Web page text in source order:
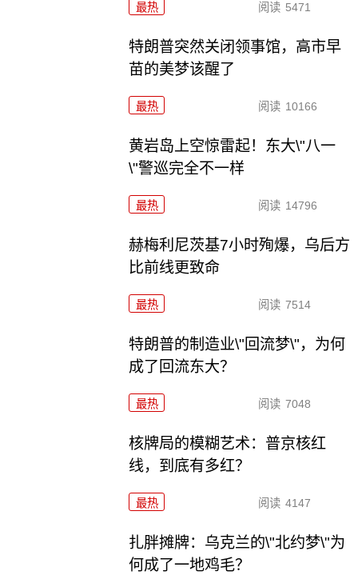
最热 阅读 5471
特朗普突然关闭领事馆，高市早
苗的美梦该醒了
最热 阅读 10166
黄岩岛上空惊雷起！东大\"八一
\"警巡完全不一样
最热 阅读 14796
赫梅利尼茨基7小时殉爆，乌后方
比前线更致命
最热 阅读 7514
特朗普的制造业\"回流梦\"，为何
成了回流东大？
最热 阅读 7048
核牌局的模糊艺术：普京核红
线，到底有多红？
最热 阅读 4147
扎胖摊牌：乌克兰的\"北约梦\"为
何成了一地鸡毛？